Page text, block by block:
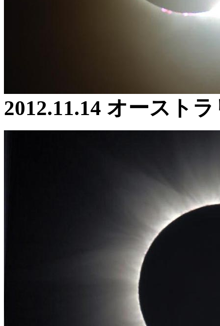
2012.11.14 オースト